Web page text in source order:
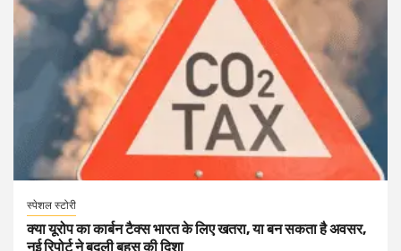
स्पेशल स्टोरी
क्या यूरोप का कार्बन टैक्स भारत के लिए खतरा, या बन सकता है अवसर,
नई रिपोर्ट ने बदली बहस की दिशा